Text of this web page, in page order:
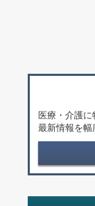
医療・介護に
最新情報を幅